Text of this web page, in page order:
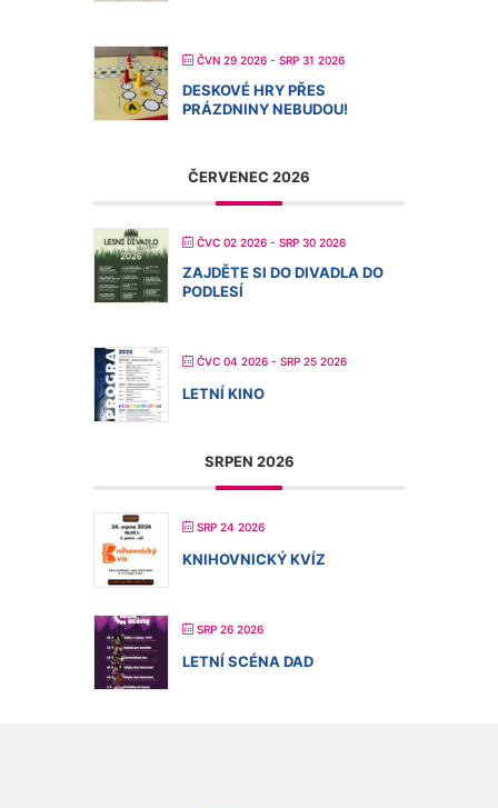
ČVN 29 2026 - SRP 31 2026
DESKOVÉ HRY PŘES
PRÁZDNINY NEBUDOU!
ČERVENEC 2026
ČVC 02 2026 - SRP 30 2026
ZAJDĚTE SI DO DIVADLA DO
PODLESÍ
ČVC 04 2026 - SRP 25 2026
LETNÍ KINO
SRPEN 2026
SRP 24 2026
KNIHOVNICKÝ KVÍZ
SRP 26 2026
LETNÍ SCÉNA DAD